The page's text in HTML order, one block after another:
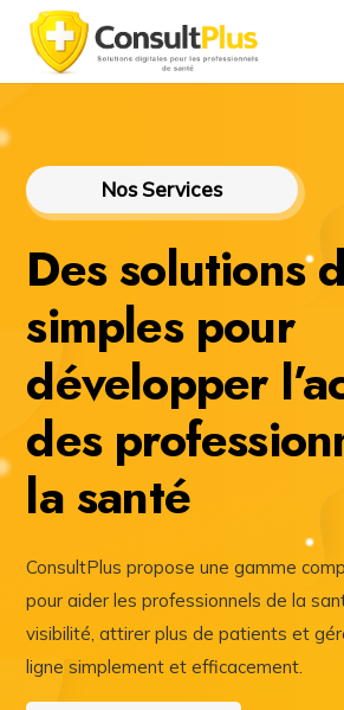
Nos Services
Des solutions
simples pour
développer
des
la santé
ConsultPlus propose une gamme
pour aider les professionnels de la
visibilité, attirer plus de patients et
ligne simplement et efficacement.